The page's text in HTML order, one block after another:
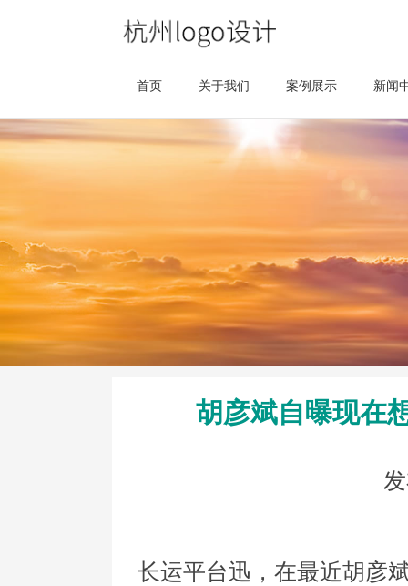
首页 关于我们 案例展示 新闻
胡彦斌自曝现在
长运平台迅，在最近胡彦